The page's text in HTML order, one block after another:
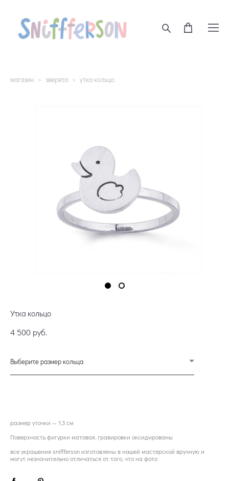
магазин > зверята > утка кольцо
Утка кольцо
4 500 pуб.
Выберите размер кольца
размер уточки — 1,3 см
Поверхность фигурки матовая, гравировки оксидированы
все украшения sniffferson изготовлены в нашей мастерской вручную и
могут незначительно отличаться от того, что на фото